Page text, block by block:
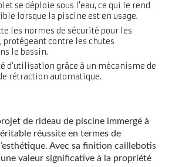
se déploie sous l’eau, ce qui le rend
lorsque la piscine est en usage.
les normes de sécurité pour les
protégeant contre les chutes
le bassin.
d’utilisation grâce à un mécanisme de
rétraction automatique.
de rideau de piscine immergé à
réussite en termes de
Avec sa finition caillebotis
valeur significative à la propriété